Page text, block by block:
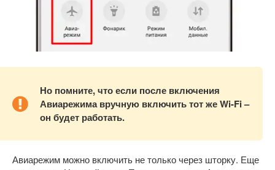
Но помните, что если после включения
Авиарежима вручную включить тот же Wi-Fi –
он будет работать.
Авиарежим можно включить не только через шторку. Еще